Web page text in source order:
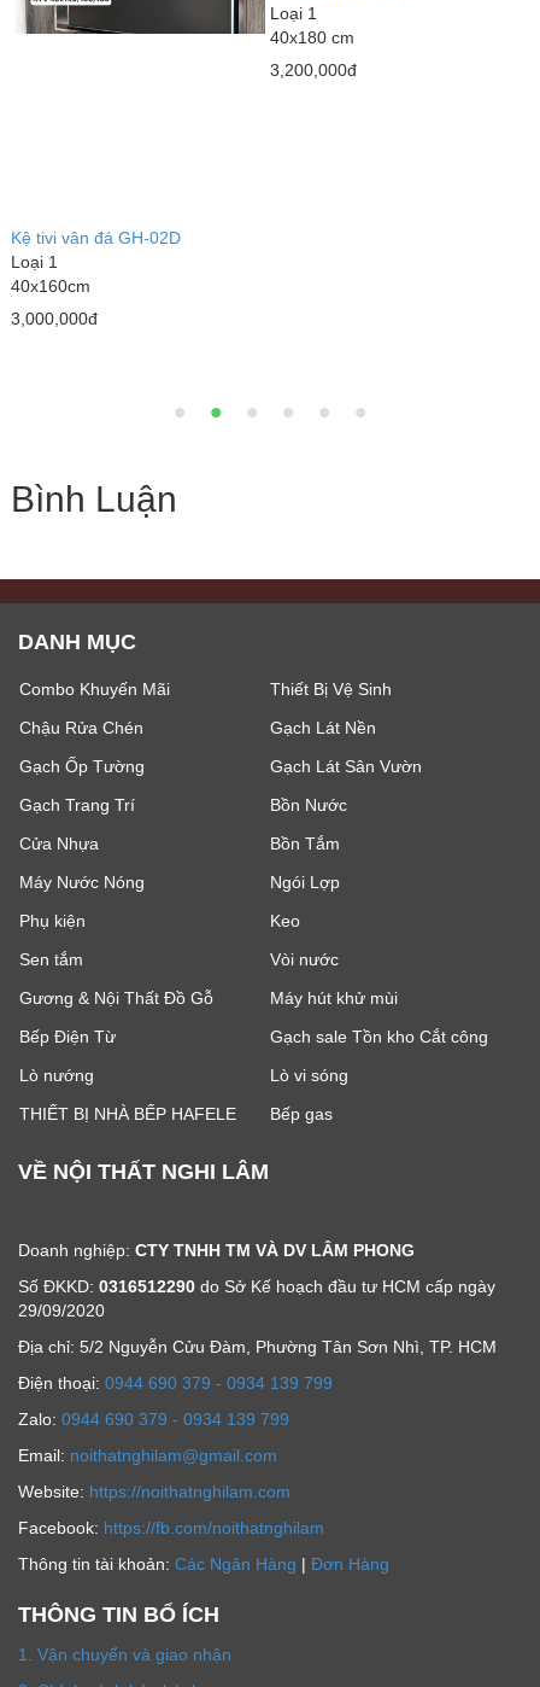
Kệ tivi vân đá GH-02D
Loại 1
40x160cm
3,000,000đ
Loại 1
40x180 cm
3,200,000đ
Bình Luận
DANH MỤC
Combo Khuyến Mãi
Thiết Bị Vệ Sinh
Chậu Rửa Chén
Gạch Lát Nền
Gạch Ốp Tường
Gạch Lát Sân Vườn
Gạch Trang Trí
Bồn Nước
Cửa Nhựa
Bồn Tắm
Máy Nước Nóng
Ngói Lợp
Phụ kiện
Keo
Sen tắm
Vòi nước
Gương & Nội Thất Đồ Gỗ
Máy hút khử mùi
Bếp Điện Từ
Gạch sale Tồn kho Cắt công
Lò nướng
Lò vi sóng
THIẾT BỊ NHÀ BẾP HAFELE
Bếp gas
VỀ NỘI THẤT NGHI LÂM
Doanh nghiệp: CTY TNHH TM VÀ DV LÂM PHONG
Số ĐKKD: 0316512290 do Sở Kế hoạch đầu tư HCM cấp ngày
29/09/2020
Địa chỉ: 5/2 Nguyễn Cửu Đàm, Phường Tân Sơn Nhì, TP. HCM
Ðiện thoại: 0944 690 379 - 0934 139 799
Zalo: 0944 690 379 - 0934 139 799
Email: noithatnghilam@gmail.com
Website: https://noithatnghilam.com
Facebook: https://fb.com/noithatnghilam
Thông tin tài khoản: Các Ngân Hàng | Đơn Hàng
THÔNG TIN BỔ ÍCH
1. Vận chuyển và giao nhận